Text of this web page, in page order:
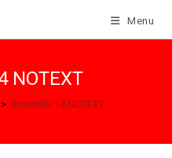
Menu
NOTEXT
> Rondello 14 NOTEXT